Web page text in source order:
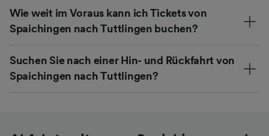
Wie weit im Voraus kann ich Tickets von
Spaichingen nach Tuttlingen buchen?
Suchen Sie nach einer Hin- und Rückfahrt von
Spaichingen nach Tuttlingen?